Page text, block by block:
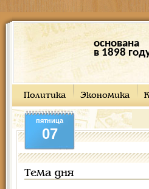
основана
в 1898
Политика Экономика
пятница
07
Тема дня